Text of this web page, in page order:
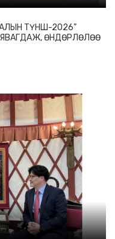
ТҮНШ-2026”
ӨНДӨРЛӨЛӨӨ